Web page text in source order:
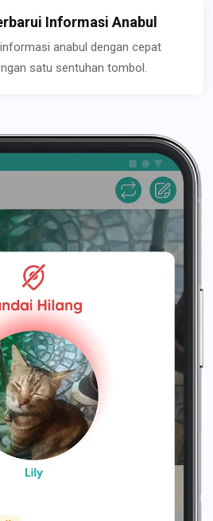
Informasi Anabul
anabul dengan cepat
satu sentuhan tombol.